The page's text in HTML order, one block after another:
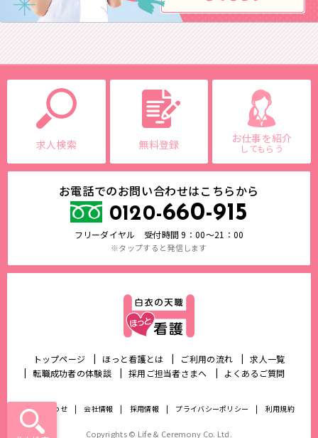
求人検索 無料登録 お仕事を紹介
してもらう
お電話でのお問い合わせはこちらから
0120-660-915
フリーダイヤル 受付時間 9：00～21：00
※タップすると発信します
トップページ ほっと看護とは ご利用の流れ
求人一覧
転職成功者の体験談
採用ご担当者さまへ よくあるご質問
お問い合わせ 会社情報 採用情報 プライバシーポリシー 利用規約
Copyrights © Life & Ceremony Co. Ltd.